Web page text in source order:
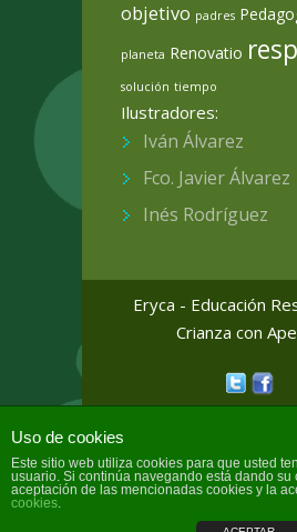
objetivo padres
planeta Renovatio
solución tiempo
Ilustradores:
Iván Álvarez
Fco. Javier Álvarez
Inés Rodríguez
Eryca - Educación
Crianza con
Colorway Wordpress
InkThemes.com
Uso de cookies
Este sitio web utiliza cookies para que usted
usuario. Si continúa navegando está dando su
aceptación de las mencionadas cookies y la
cookies.